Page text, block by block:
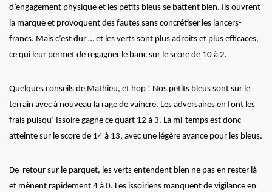
d’engagement physique et les petits bleus se battent bien. Ils ouvrent
la marque et provoquent des fautes sans concrétiser les lancers-
francs. Mais c’est dur … et les verts sont plus adroits et plus efficaces,
ce qui leur permet de regagner le banc sur le score de 10 à 2.
Quelques conseils de Mathieu, et hop ! Nos petits bleus sont sur le
terrain avec à nouveau la rage de vaincre. Les adversaires en font les
frais puisqu’ Issoire gagne ce quart 12 à 3. La mi-temps est donc
atteinte sur le score de 14 à 13, avec une légère avance pour les bleus.
De retour sur le parquet, les verts entendent bien ne pas en rester là
et mènent rapidement 4 à 0. Les issoiriens manquent de vigilance en